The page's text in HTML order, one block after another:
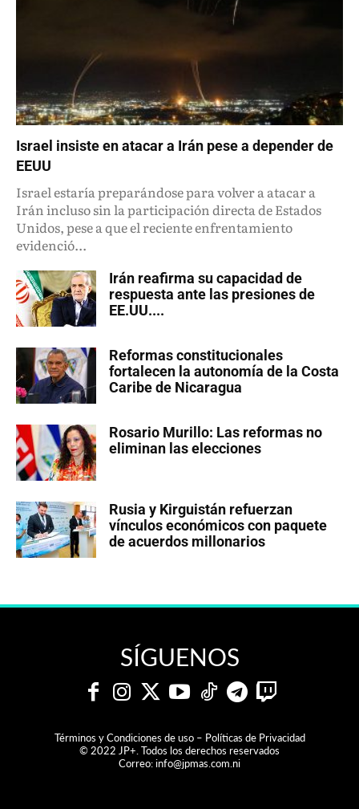
Israel insiste en atacar a Irán pese a depender de
EEUU
Israel estaría preparándose para volver a atacar a
Irán incluso sin la participación directa de Estados
Unidos, pese a que el reciente enfrentamiento
evidenció...
Irán reafirma su capacidad de
respuesta ante las presiones de
EE.UU....
Reformas constitucionales
fortalecen la autonomía de la Costa
Caribe de Nicaragua
Rosario Murillo: Las reformas no
eliminan las elecciones
Rusia y Kirguistán refuerzan
vínculos económicos con paquete
de acuerdos millonarios
SÍGUENOS
Términos y Condiciones de uso – Políticas de Privacidad
© 2022 JP+. Todos los derechos reservados
Correo:info@jpmas.com.ni